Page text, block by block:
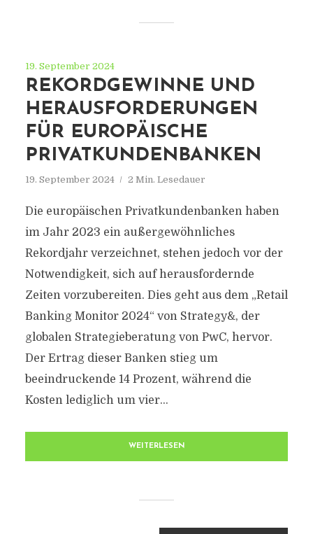
19. September 2024
REKORDGEWINNE UND
HERAUSFORDERUNGEN
FÜR EUROPÄISCHE
PRIVATKUNDENBANKEN
19. September 2024 2 Min. Lesedauer
Die europäischen Privatkundenbanken haben
im Jahr 2023 ein außergewöhnliches
Rekordjahr verzeichnet, stehen jedoch vor der
Notwendigkeit, sich auf herausfordernde
Zeiten vorzubereiten. Dies geht aus dem „Retail
Banking Monitor 2024“ von Strategy&, der
globalen Strategieberatung von PwC, hervor.
Der Ertrag dieser Banken stieg um
beeindruckende 14 Prozent, während die
Kosten lediglich um vier...
WEITERLESEN